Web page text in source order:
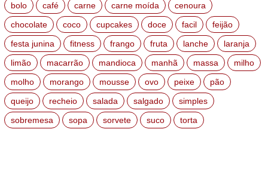
bolo
café carne carne moída
cenoura
chocolate
coco cupcakes doce facil
feijão
festa junina
fitness frango fruta lanche
laranja
limão
macarrão mandioca manhã massa
milho
molho
morango mousse ovo peixe
pão
queijo
recheio salada salgado
simples
sobremesa
sopa sorvete suco torta